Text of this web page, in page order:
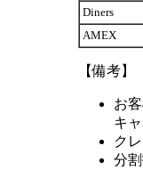
Diners
AMEX
【備考】
お
キ
ク
分